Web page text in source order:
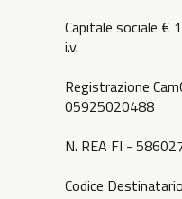
Capitale sociale €
i.v.
Registrazione
05925020488
N. REA FI -
Codice